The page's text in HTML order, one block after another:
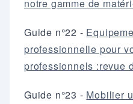
notre gamme de
Guide n°22 -
professionnelle pour
professionnels :revue
Guide n°23 - Mobilier